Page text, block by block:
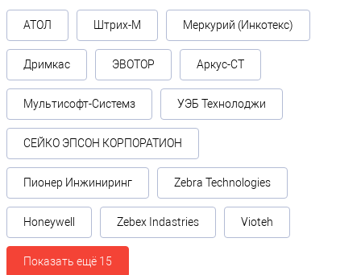
АТОЛ Штрих-М Меркурий (Инкотекс)
Дримкас ЭВОТОР Аркус-СТ
Мультисофт-Системз УЭБ Технолоджи
СЕЙКО ЭПСОН КОРПОРАТИОН
Пионер Инжиниринг Zebra Technologies
Honeywell Zebex Indastries Vioteh
Показать ещё 15